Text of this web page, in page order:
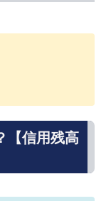
【信用残高